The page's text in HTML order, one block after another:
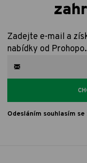
Zadejte e-mail a
nabídky od Prohopo.
Odesláním souhlasím se